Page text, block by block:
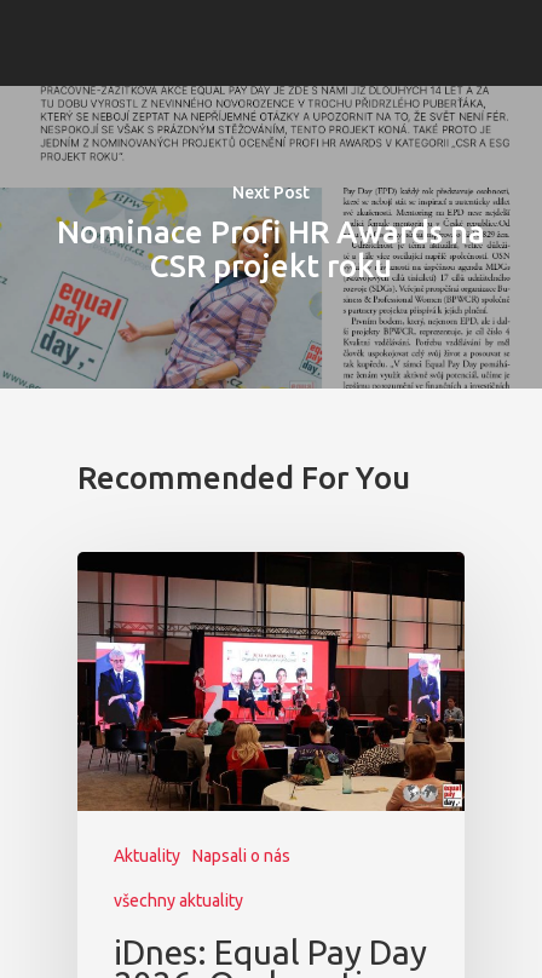
Next Post
Nominace Profi HR Awards na
CSR projekt roku
Recommended For You
Aktuality Napsali o nás
všechny aktuality
iDnes: Equal Pay Day